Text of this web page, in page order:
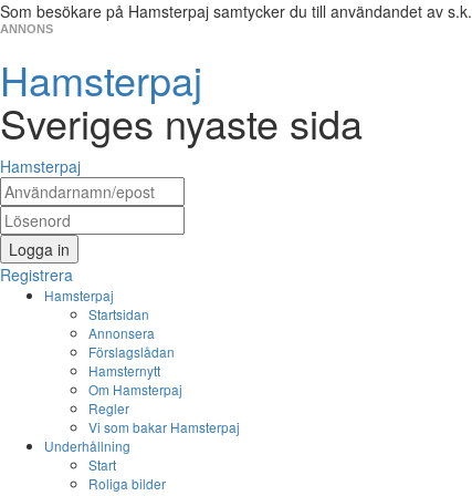
Som besökare på Hamsterpaj samtycker du till användandet av s.k.
ANNONS
Hamsterpaj
Sveriges nyaste sida
Hamsterpaj
Logga in
Registrera
Hamsterpaj
Startsidan
Annonsera
Förslagslådan
Hamsternytt
Om Hamsterpaj
Regler
Vi som bakar Hamsterpaj
Underhållning
Start
Roliga bilder